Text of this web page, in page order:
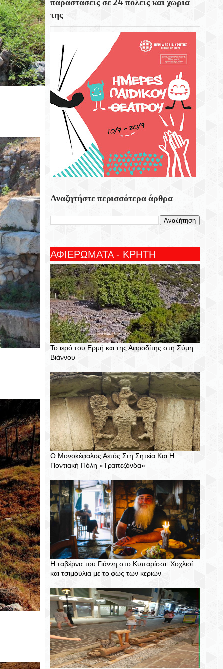
Το Εκκλησάκι Του Τιμίου Σταυρού Στο
Στρούμπουλα
6 Αυγούστου 1999 Φεύγει Απο Την Ζωή Η
Ρίτα Σακελαρίου
Eορτή Της Μεταμόρφωσης Του Σωτήρος
παραστάσεις σε 24 πόλεις και χωριά
της
Αναζητήστε περισσότερα άρθρα
ΑΦΙΕΡΩΜΑΤΑ - ΚΡΗΤΗ
Το ιερό του Ερμή και της Αφροδίτης στη Σύμη
Βιάννου
Ο Μονοκέφαλος Αετός Στη Σητεία Και Η
Ποντιακή Πόλη «Τραπεζόνδα»
Η ταβέρνα του Γιάννη στο Κυπαρίσσι: Χοχλιοί
και τσιμούλια με το φως των κεριών